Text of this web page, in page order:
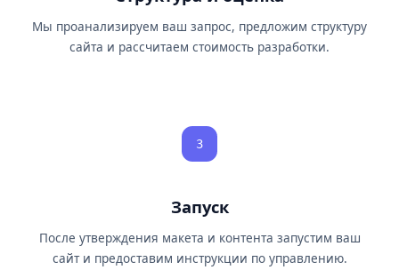
Мы проанализируем ваш запрос, предложим структуру
сайта и рассчитаем стоимость разработки.
3
Запуск
После утверждения макета и контента запустим ваш
сайт и предоставим инструкции по управлению.